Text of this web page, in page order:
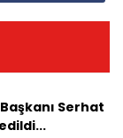
Serhat